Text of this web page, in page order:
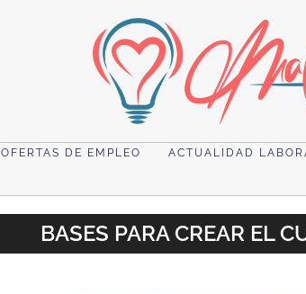
OFERTAS DE EMPLEO ACTUALIDAD
BASES PARA CREAR EL